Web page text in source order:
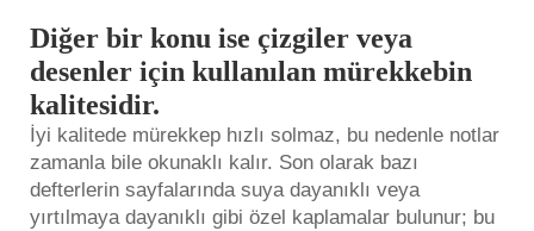
Diğer bir konu ise çizgiler veya
desenler için kullanılan mürekkebin
kalitesidir.
İyi kalitede mürekkep hızlı solmaz, bu nedenle notlar
zamanla bile okunaklı kalır. Son olarak bazı
defterlerin sayfalarında suya dayanıklı veya
yırtılmaya dayanıklı gibi özel kaplamalar bulunur; bu